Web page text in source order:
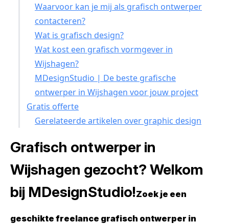
Waarvoor kan je mij als grafisch ontwerper
contacteren?
Wat is grafisch design?
Wat kost een grafisch vormgever in
Wijshagen?
MDesignStudio | De beste grafische
ontwerper in Wijshagen voor jouw project
Gratis offerte
Gerelateerde artikelen over graphic design
Grafisch ontwerper in
Wijshagen gezocht? Welkom
bij MDesignStudio!Zoek je een
geschikte freelance grafisch ontwerper in